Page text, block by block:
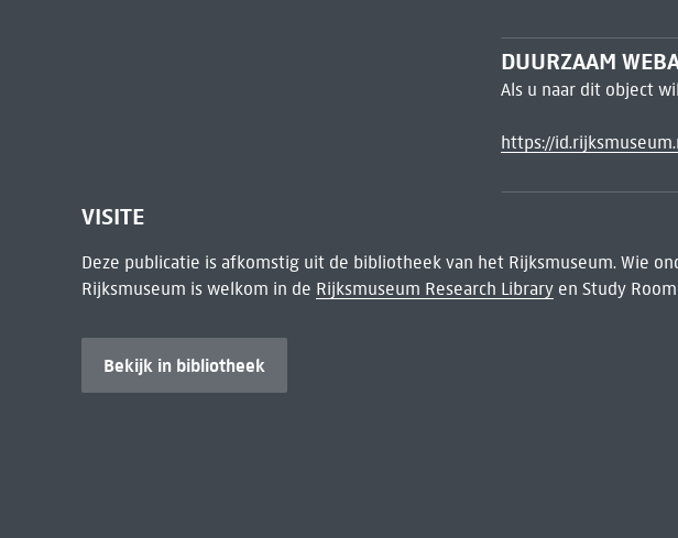
DUURZAAM
Als u naar dit object
https://
VISITE
Deze publicatie is afkomstig uit de bibliotheek van het Rijksmuseum. Wie
Rijksmuseum is welkom in de Rijksmuseum Research Libraryen Study
Bekijk in bibliotheek